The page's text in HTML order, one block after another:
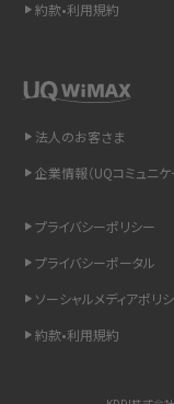
リプライ機能とは？LINE、
LINEで送信取り消しをす
「iPhoneを探す」の使い
詳しく解説
Wi-Fiを快適に使うため
紹介
約款•利用規約
法人のお客さま
企業情報（UQコミュニケ
プライバシーポリシー
プライバシーポータル
ソーシャルメディアポリ
約款•利用規約